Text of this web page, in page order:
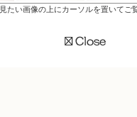
見たい画像の上にカーソルを置いてご